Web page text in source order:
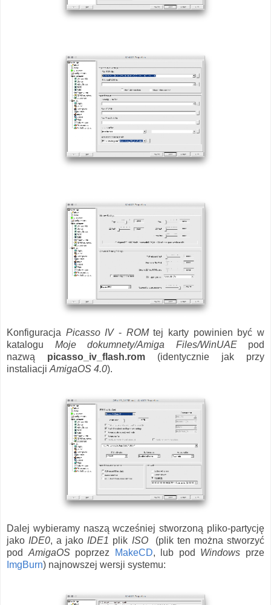
Konfiguracja Picasso IV- ROMtej karty powinien być w
katalogu Moje dokumnety/Amiga Files/WinUAEpod
nazwą picasso_iv_flash.rom (identycznie jak przy
instaliacji AmigaOS 4.0).
Dalej wybieramy naszą wcześniej stworzoną pliko-partycję
jako IDE0, a jako IDE1 plik ISO(plik ten można stworzyć
pod AmigaOSpoprzez MakeCD, lub pod Windows prze
ImgBurn) najnowszej wersji systemu: